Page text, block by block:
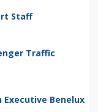
Staff
Traffic
Executive Benelux